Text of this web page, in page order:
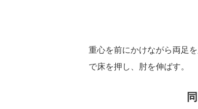
重心を前にかけながら両足
で床を押し、肘を伸ばす。